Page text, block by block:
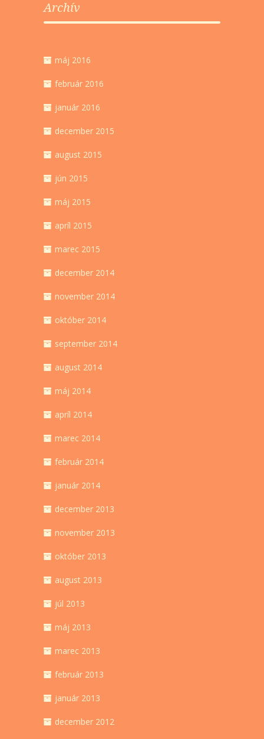
Archív
máj 2016
február 2016
január 2016
december 2015
august 2015
jún 2015
máj 2015
apríl 2015
marec 2015
december 2014
november 2014
október 2014
september 2014
august 2014
máj 2014
apríl 2014
marec 2014
február 2014
január 2014
december 2013
november 2013
október 2013
august 2013
júl 2013
máj 2013
marec 2013
február 2013
január 2013
december 2012